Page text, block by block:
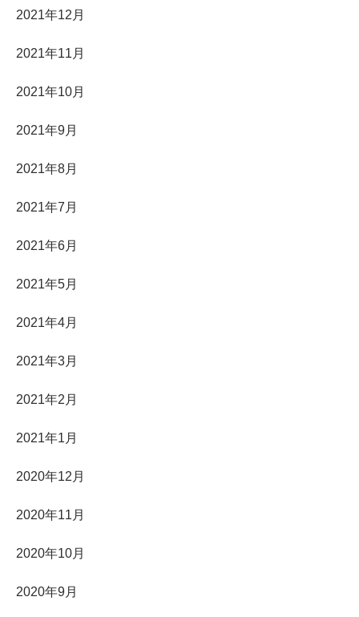
2021年12月
2021年11月
2021年10月
2021年9月
2021年8月
2021年7月
2021年6月
2021年5月
2021年4月
2021年3月
2021年2月
2021年1月
2020年12月
2020年11月
2020年10月
2020年9月